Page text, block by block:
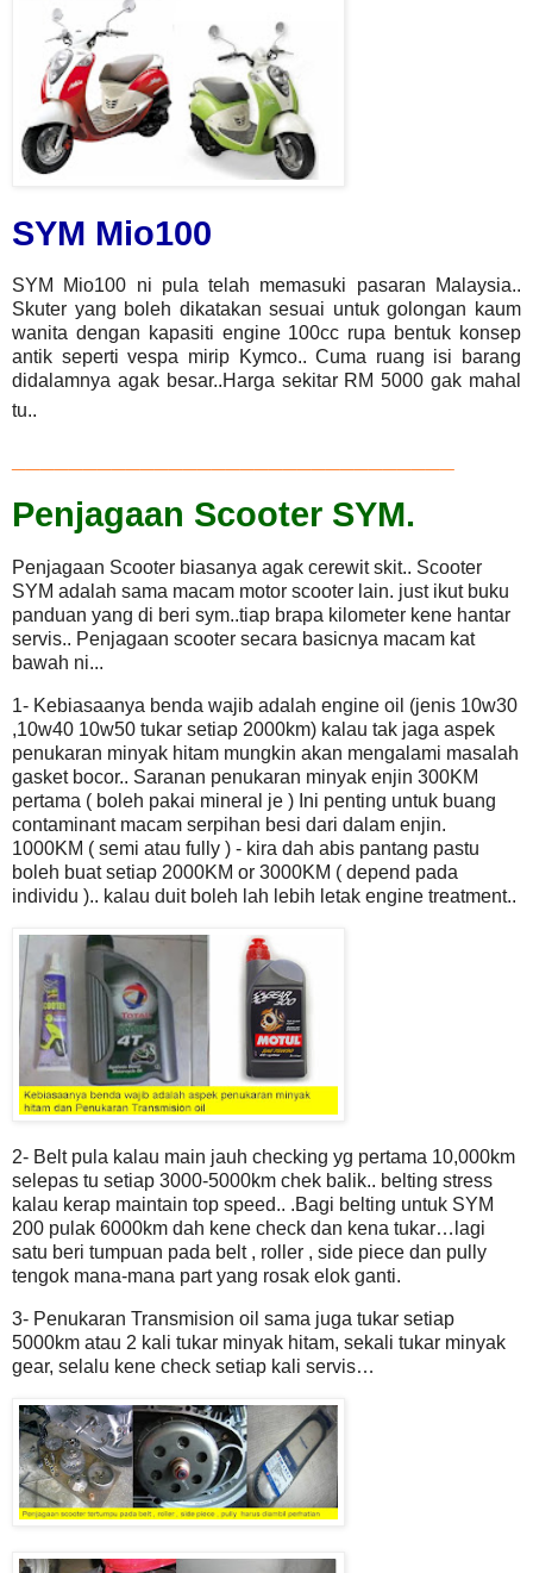
SYM Mio100
SYM Mio100 ni pula telah memasuki pasaran Malaysia..
Skuter yang boleh dikatakan sesuai untuk golongan kaum
wanita dengan kapasiti engine 100cc rupa bentuk konsep
antik seperti vespa mirip Kymco.. Cuma ruang isi barang
didalamnya agak besar..Harga sekitar RM 5000 gak mahal
tu..
Penjagaan Scooter SYM.
Penjagaan Scooter biasanya agak cerewit skit.. Scooter
SYM adalah sama macam motor scooter lain. just ikut buku
panduan yang di beri sym..tiap brapa kilometer kene hantar
servis.. Penjagaan scooter secara basicnya macam kat
bawah ni...
1- Kebiasaanya benda wajib adalah engine oil (jenis 10w30
,10w40 10w50 tukar setiap 2000km) kalau tak jaga aspek
penukaran minyak hitam mungkin akan mengalami masalah
gasket bocor.. Saranan penukaran minyak enjin 300KM
pertama ( boleh pakai mineral je ) Ini penting untuk buang
contaminant macam serpihan besi dari dalam enjin.
1000KM ( semi atau fully ) - kira dah abis pantang pastu
boleh buat setiap 2000KM or 3000KM ( depend pada
individu ).. kalau duit boleh lah lebih letak engine treatment..
2- Belt pula kalau main jauh checking yg pertama 10,000km
selepas tu setiap 3000-5000km chek balik.. belting stress
kalau kerap maintain top speed.. .Bagi belting untuk SYM
200 pulak 6000km dah kene check dan kena tukar…lagi
satu beri tumpuan pada belt , roller , side piece dan pully
tengok mana-mana part yang rosak elok ganti.
3- Penukaran Transmision oil sama juga tukar setiap
5000km atau 2 kali tukar minyak hitam, sekali tukar minyak
gear, selalu kene check setiap kali servis…